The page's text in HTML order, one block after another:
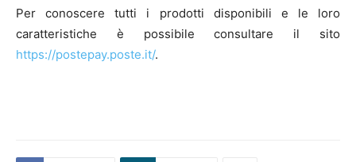
Per conoscere tutti i prodotti disponibili e le loro
caratteristiche è possibile consultare il sito
https://postepay.poste.it/.